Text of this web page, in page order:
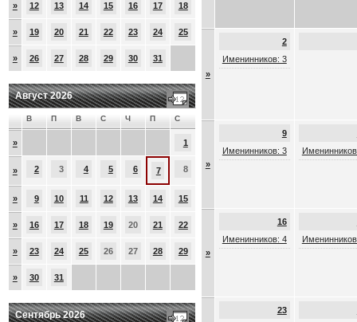
» 12 13 14 15 16 17 18
» 19 20 21 22 23 24 25
» 26 27 28 29 30 31
Август 2026
В П В С Ч П С
» 1
» 2 3 4 5 6 7 8
» 9 10 11 12 13 14 15
» 16 17 18 19 20 21 22
» 23 24 25 26 27 28 29
» 30 31
Сентябрь 2026
»
2
Именинников: 3
»
9
Именинников: 3
»
16
Именинников: 4
23